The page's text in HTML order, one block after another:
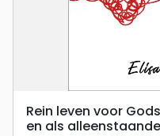
Rein leven voor
en als alleenstaande